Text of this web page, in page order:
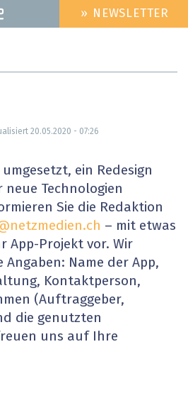
HEADER
MENU
» NEWSLETTER
20.05.2020 - 07:26
umgesetzt, ein Redesign
Technologien
Sie die Redaktion
– mit etwas
App-Projekt vor. Wir
Name der App,
Kontaktperson,
(Auftraggeber,
die genutzten
uns auf Ihre